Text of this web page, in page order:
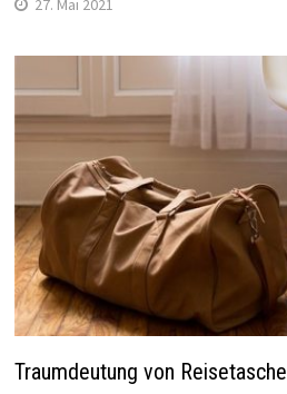
27. Mai 2021
Traumdeutung von Reisetasche